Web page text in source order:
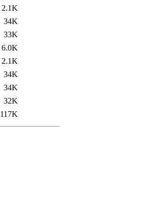
2.1K
34K
33K
6.0K
2.1K
34K
34K
32K
117K